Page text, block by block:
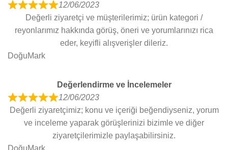
R
a
t
d
u
t
o
12/06/2023
Değerli ziyaretçi ve müşterilerimiz; ürün kategori /
reyonlarımız hakkında görüş, öneri ve yorumlarınızı rica
eder, keyifli alışverişler dileriz.
DoğuMark
Değerlendirme ve İncelemeler
R
a
12/06/2023
Değerli ziyaretçimiz; konu ve içeriği beğendiyseniz, yorum
ve inceleme yaparak görüşlerinizi bizimle ve diğer
ziyaretçilerimizle paylaşabilirsiniz.